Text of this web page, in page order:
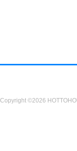
Copyright ©2026